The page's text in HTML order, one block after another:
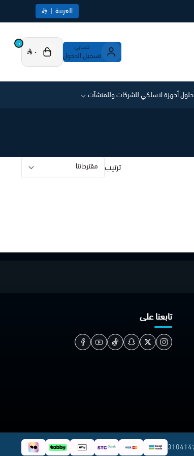
العربية |
حسابي
تسجيل الدخول
٠
٠
حلول أجهزة لاسلكي للشركات وللمنشآت
ترتيب
تابعنا على